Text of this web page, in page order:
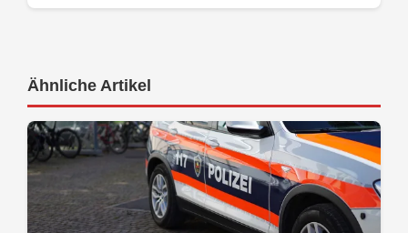
Ähnliche Artikel